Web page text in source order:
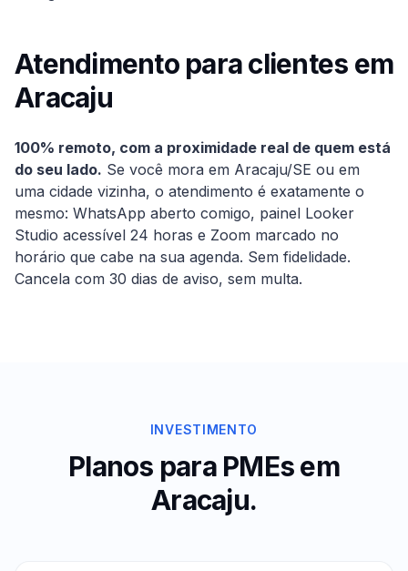
Atendimento para clientes em
Aracaju
100% remoto, com a proximidade real de quem está
do seu lado. Se você mora em Aracaju/SE ou em
uma cidade vizinha, o atendimento é exatamente o
mesmo: WhatsApp aberto comigo, painel Looker
Studio acessível 24 horas e Zoom marcado no
horário que cabe na sua agenda. Sem fidelidade.
Cancela com 30 dias de aviso, sem multa.
INVESTIMENTO
Planos para PMEs em
Aracaju.